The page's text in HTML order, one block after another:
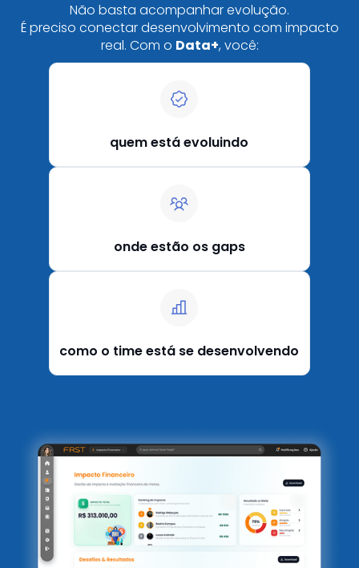
Não basta acompanhar evolução.
É preciso conectar desenvolvimento com impacto
real. Com o Data+, você:
quem está evoluindo
onde estão os gaps
como o time está se desenvolvendo